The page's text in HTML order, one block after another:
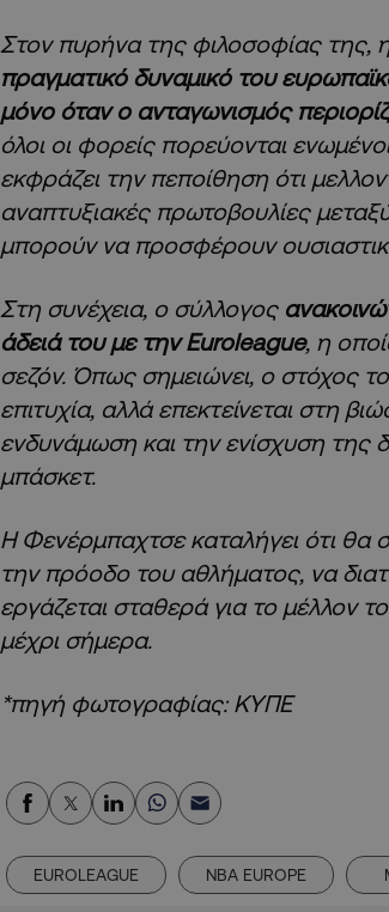
Στον πυρήνα της φιλοσοφίας της,
πραγματικό δυναμικό του
μόνο όταν ο ανταγωνισμός
όλοι οι φορείς πορεύονται
εκφράζει την πεποίθηση ότι
αναπτυξιακές πρωτοβουλίες
μπορούν να προσφέρουν
Στη συνέχεια, ο σύλλογος
άδειά του με την Euroleague, η
σεζόν. Όπως σημειώνει, ο στόχος
επιτυχία, αλλά επεκτείνεται στη
ενδυνάμωση και την ενίσχυση της
μπάσκετ.
Η Φενέρμπαχτσε καταλήγει ότι θα
την πρόοδο του αθλήματος, να
εργάζεται σταθερά για το μέλλον
μέχρι σήμερα.
*πηγή φωτογραφίας: ΚΥΠΕ
EUROLEAGUE NBA EUROPE